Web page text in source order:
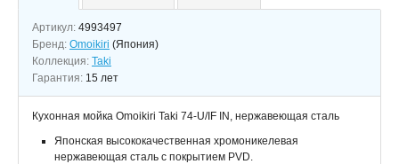
Артикул: 4993497
Бренд: Omoikiri (Япония)
Коллекция: Taki
Гарантия: 15 лет
Кухонная мойка Omoikiri Taki 74-U/IF IN, нержавеющая сталь
Японская высококачественная хромоникелевая
нержавеющая сталь с покрытием PVD.